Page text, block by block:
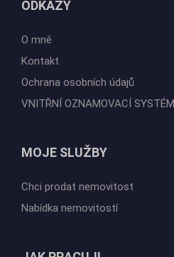
ODKAZY
O mně
Kontakt
Ochrana osobních údajů
VNITŘNÍ OZNAMOVACÍ
MOJE SLUŽBY
Chci prodat nemovitost
Nabídka nemovitostí